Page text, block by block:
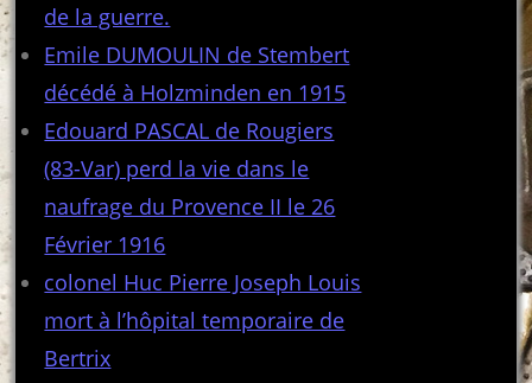
de la guerre.
Emile DUMOULIN de Stembert
décédé à Holzminden en 1915
Edouard PASCAL de Rougiers
(83-Var) perd la vie dans le
naufrage du Provence II le 26
Février 1916
colonel Huc Pierre Joseph Louis
mort à l’hôpital temporaire de
Bertrix